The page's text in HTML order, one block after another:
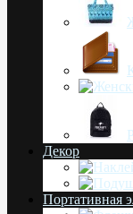
Декор
Портативная